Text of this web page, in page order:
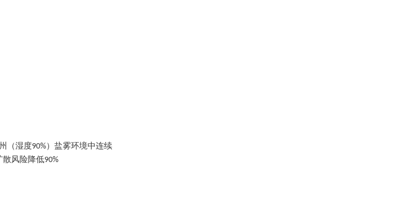
（湿度90%）盐雾环境中连续
散风险降低90%